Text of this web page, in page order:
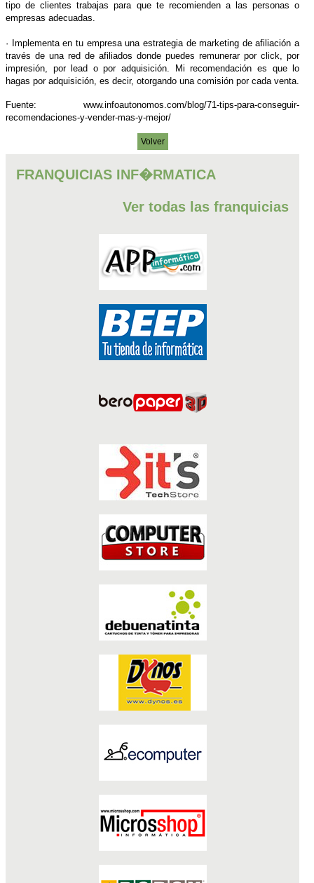
tipo de clientes trabajas para que te recomienden a las personas o
empresas adecuadas.
·
Implementa en tu empresa una estrategia de marketing de afiliación a
través de una red de afiliados donde puedes remunerar por click, por
impresión, por lead o por adquisición. Mi recomendación es que lo
hagas por adquisición, es decir, otorgando una comisión por cada venta.
Fuente: www.infoautonomos.com/blog/71-tips-para-conseguir-
recomendaciones-y-vender-mas-y-mejor/
Volver
FRANQUICIAS INF�RMATICA
Ver todas las franquicias